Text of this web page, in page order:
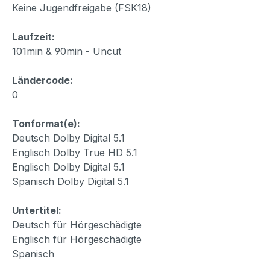
Keine Jugendfreigabe (FSK18)
Laufzeit:
101min & 90min - Uncut
Ländercode:
0
Tonformat(e):
Deutsch Dolby Digital 5.1
Englisch Dolby True HD 5.1
Englisch Dolby Digital 5.1
Spanisch Dolby Digital 5.1
Untertitel:
Deutsch für Hörgeschädigte
Englisch für Hörgeschädigte
Spanisch